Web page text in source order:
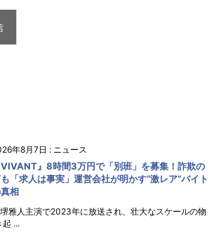
年8月7日 : ニュース
VIVANT』8時間3万円で「別班」を募集！詐欺の
「求人は事実」運営会社が明かす“激レア”バイト
相
雅人主演で2023年に放送され、壮大なスケールの物
...